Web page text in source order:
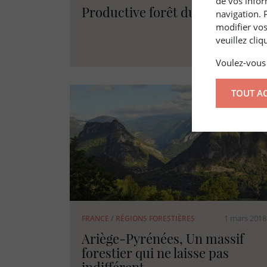
Productive forêt du Columbia
FRANCE / RÉGIONS FORESTIÈRES 1 mars 2018
Ariège-Pyrénées, Un massif
forestier qui ne laisse pas
navigation.
modifier
veuillez
Voulez-
TOUT